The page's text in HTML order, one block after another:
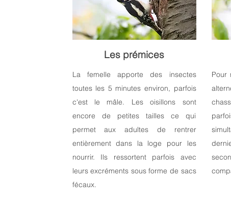
Les prémices
La femelle apporte des insectes
toutes les 5 minutes environ, parfois
c'est le mâle. Les oisillons sont
encore de petites tailles ce qui
permet aux adultes de rentrer
entièrement dans la loge pour les
nourrir. Ils ressortent parfois avec
leurs excréments sous forme de sacs
fécaux.
Pour